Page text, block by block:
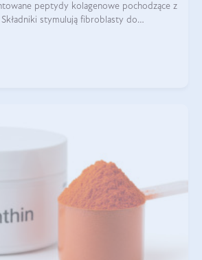
peptydy kolagenowe pochodzące z